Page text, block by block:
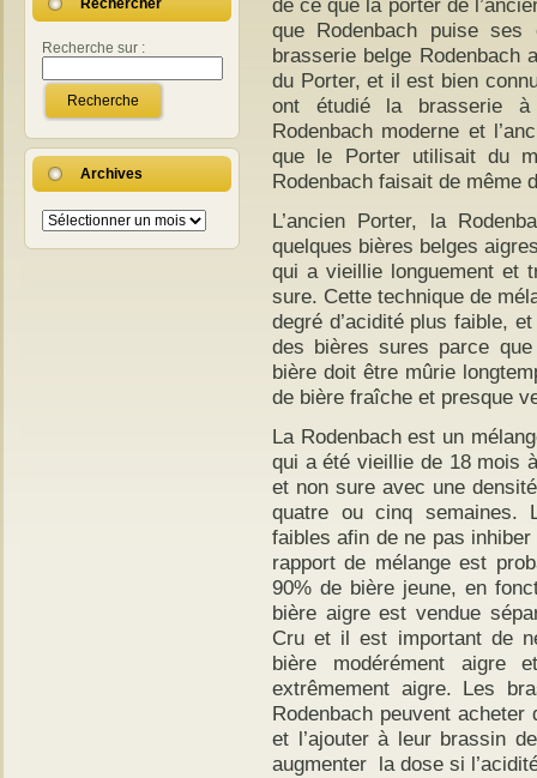
Rechercher
Recherche sur :
Archives
Archives
de ce que la porter de
que Rodenbach puise
brasserie belge Rodenbach
du Porter, et il est bien
ont étudié la brasserie
Rodenbach moderne et
que le Porter utilisait du
Rodenbach faisait de même
L’ancien Porter, la
quelques bières belges
qui a vieillie longuement et
sure. Cette technique de
degré d’acidité plus faible,
des bières sures parce
bière doit être mûrie
de bière fraîche et presque
La Rodenbach est un
qui a été vieillie de 18 mois
et non sure avec une
quatre ou cinq semaines.
faibles afin de ne pas
rapport de mélange est
90% de bière jeune, en
bière aigre est vendue
Cru et il est important de
bière modérément aigre
extrêmement aigre. Les
Rodenbach peuvent
et l’ajouter à leur brassin
augmenter la dose si